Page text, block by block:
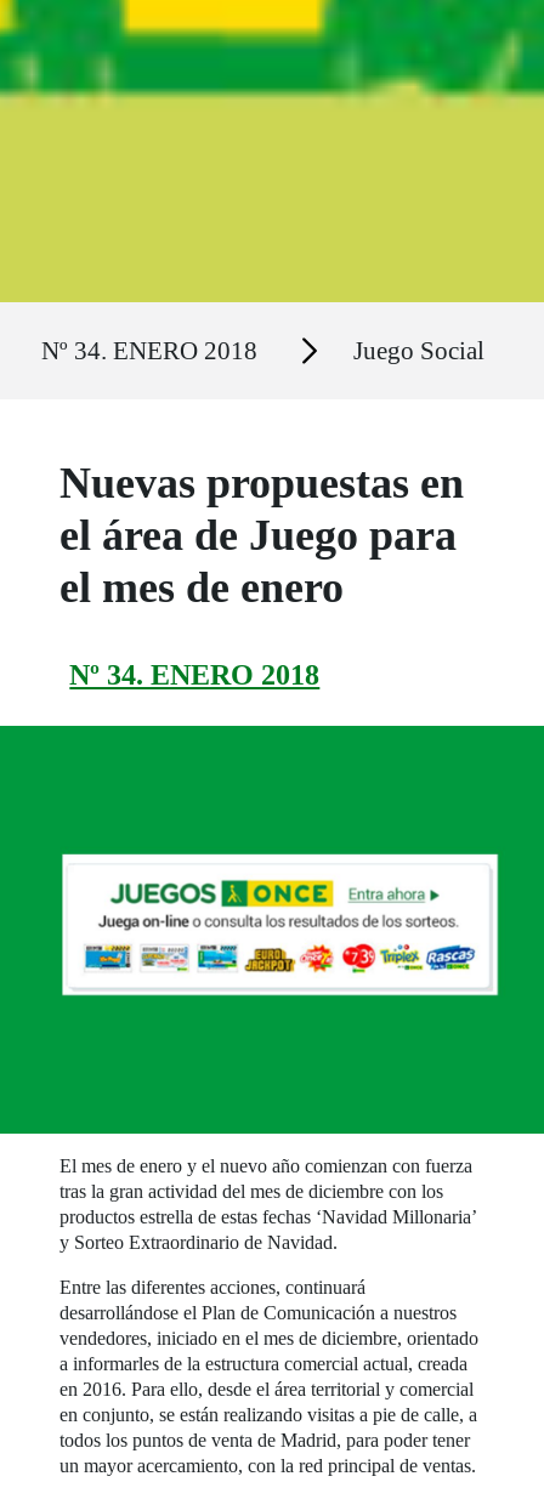
Nº 34. ENERO 2018 Secciones Juego Social
Nuevas propuestas en
el área de Juego para
el mes de enero
Nº 34. ENERO 2018
El mes de enero y el nuevo año comienzan con fuerza
tras la gran actividad del mes de diciembre con los
productos estrella de estas fechas ‘Navidad Millonaria’
y Sorteo Extraordinario de Navidad.
Entre las diferentes acciones, continuará
desarrollándose el Plan de Comunicación a nuestros
vendedores, iniciado en el mes de diciembre, orientado
a informarles de la estructura comercial actual, creada
en 2016. Para ello, desde el área territorial y comercial
en conjunto, se están realizando visitas a pie de calle, a
todos los puntos de venta de Madrid, para poder tener
un mayor acercamiento, con la red principal de ventas.